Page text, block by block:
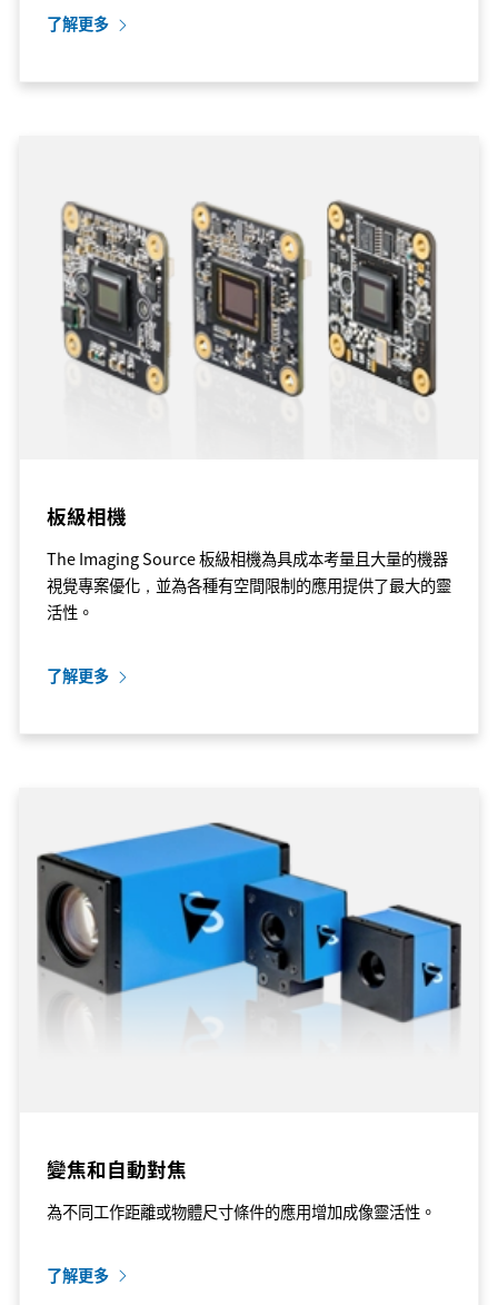
了解更多
板級相機
The Imaging Source 板級相機為具成本考量且大量的機器
視覺專案優化，並為各種有空間限制的應用提供了最大的靈
活性。
了解更多
變焦和自動對焦
為不同工作距離或物體尺寸條件的應用增加成像靈活性。
了解更多